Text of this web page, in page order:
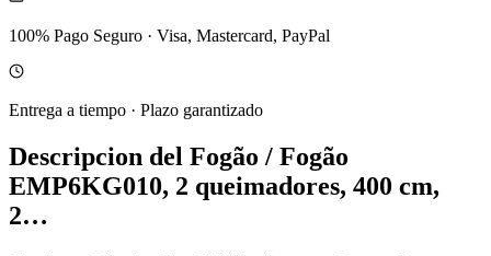
100% Pago Seguro · Visa, Mastercard, PayPal
Entrega a tiempo · Plazo garantizado
Descripcion del Fogão / Fogão
EMP6KG010, 2 queimadores, 400 cm,
2…